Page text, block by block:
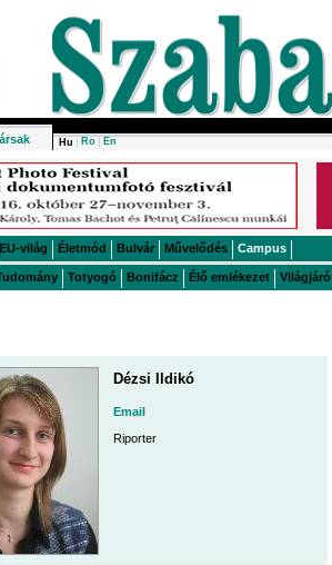
Hu Ro En
EU-világ Életmód Bulvár Művelődés Campus
Totyogó Bonifácz Élő emlékezet Világjáró
Dézsi Ildikó
Email
Riporter